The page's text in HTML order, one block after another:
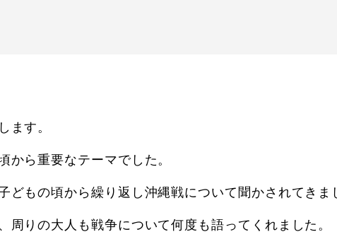
ます。
から重要なテーマでした。
どもの頃から繰り返し沖縄戦について聞かされてきま
周りの大人も戦争について何度も語ってくれました。